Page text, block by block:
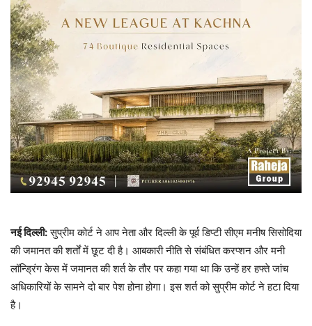
नई दिल्ली:सुप्रीम कोर्ट ने आप नेता और दिल्ली के पूर्व डिप्टी सीएम मनीष सिसोदिया
की जमानत की शर्तों में छूट दी है। आबकारी नीति से संबंधित करप्शन और मनी
लॉन्ड्रिंग केस में जमानत की शर्त के तौर पर कहा गया था कि उन्हें हर हफ्ते जांच
अधिकारियों के सामने दो बार पेश होना होगा। इस शर्त को सुप्रीम कोर्ट ने हटा दिया
है।